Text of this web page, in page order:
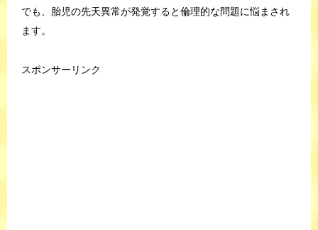
でも、胎児の先天異常が発覚すると倫理的な問題に悩まされ
ます。
スポンサーリンク